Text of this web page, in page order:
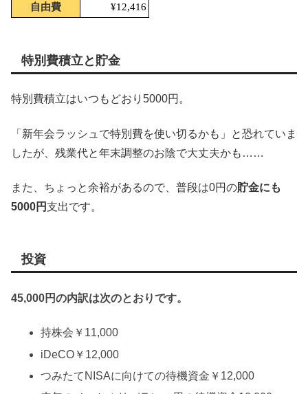
自由費
¥12,416
特別費積立と貯金
特別費積立はいつもどおり5000円。
「新年会ラッシュで特別費を使い切るかも」と恐れていま
したが、残業代と年末調整のお陰で大丈夫かも……
また、ちょっと余裕があるので、普段は0円の貯金にも
5000円支出です。
投資
45,000円の内訳は次のとおりです。
持株会￥11,000
iDeCO￥12,000
つみたてNISAに向けての待機資金￥12,000